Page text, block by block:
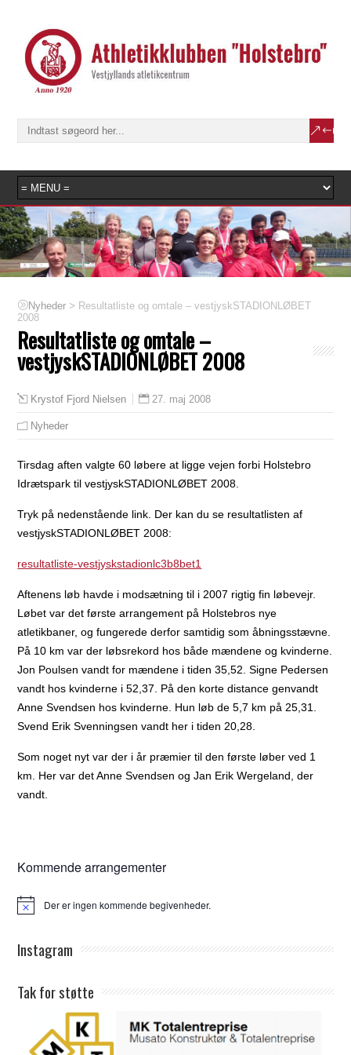
Nyheder > Resultatliste og omtale – vestjyskSTADIONLØBET
2008
Resultatliste og omtale –
vestjyskSTADIONLØBET 2008
Krystof Fjord Nielsen 27. maj 2008
Nyheder
Tirsdag aften valgte 60 løbere at ligge vejen forbi Holstebro
Idrætspark til vestjyskSTADIONLØBET 2008.
Tryk på nedenstående link. Der kan du se resultatlisten af
vestjyskSTADIONLØBET 2008:
resultatliste-vestjyskstadionlc3b8bet1
Aftenens løb havde i modsætning til i 2007 rigtig fin løbevejr.
Løbet var det første arrangement på Holstebros nye
atletikbaner, og fungerede derfor samtidig som åbningsstævne.
På 10 km var der løbsrekord hos både mændene og kvinderne.
Jon Poulsen vandt for mændene i tiden 35,52. Signe Pedersen
vandt hos kvinderne i 52,37. På den korte distance genvandt
Anne Svendsen hos kvinderne. Hun løb de 5,7 km på 25,31.
Svend Erik Svenningsen vandt her i tiden 20,28.
Som noget nyt var der i år præmier til den første løber ved 1
km. Her var det Anne Svendsen og Jan Erik Wergeland, der
vandt.
Kommende arrangementer
Notice Der er ingen kommende begivenheder.
Instagram
Tak for støtte